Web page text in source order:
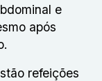
e
após
refeições